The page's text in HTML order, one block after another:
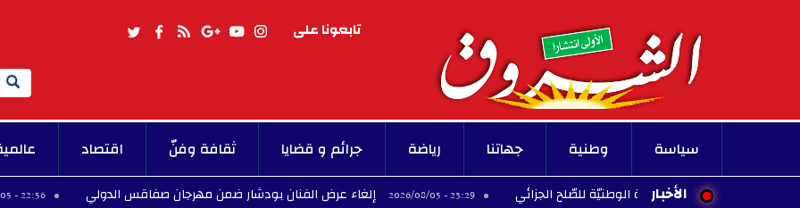
تابعونا على
Search
سياسة وطنية جهاتنا رياضة جرائم و قضايا ثقافة وفنّ اقتصاد
الأخبار
رئيس اللّجنة الوطنيّة للصّلح الجزائي 23:29 - 2026/08/05 إلغاء عرض الفنان بودشار ضمن مهرجان صفاقس الدولي 22:56 - 2026/08/05